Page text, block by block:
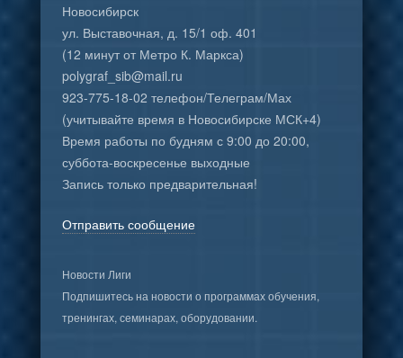
Новосибирск
ул. Выставочная, д. 15/1 оф. 401
(12 минут от Метро К. Маркса)
polygraf_sib@mail.ru
923-775-18-02 телефон/Телеграм/Мах
(учитывайте время в Новосибирске МСК+4)
Время работы по будням с 9:00 до 20:00,
суббота-воскресенье выходные
Запись только предварительная!
Отправить сообщение
Новости Лиги
Подпишитесь на новости о программах обучения,
тренингах, семинарах, оборудовании.